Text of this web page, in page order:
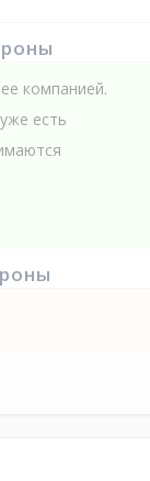
компанией.
есть